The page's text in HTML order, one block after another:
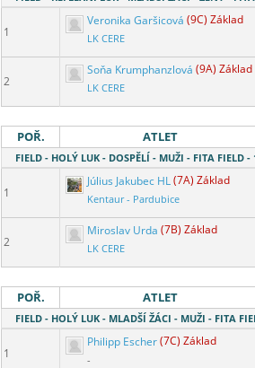
1
Veronika Garšicová (9C) Základ
LK CERE
2
Soňa Krumphanzlová (9A) Základ
LK CERE
POŘ. ATLET
FIELD - HOLÝ LUK - DOSPĚLÍ - MUŽI - FITA FIELD -
1
Július Jakubec HL(7A) Základ
Kentaur - Pardubice
2
Miroslav Urda (7B) Základ
LK CERE
POŘ. ATLET
FIELD - HOLÝ LUK - MLADŠÍ ŽÁCI - MUŽI - FITA
1
Philipp Escher(7C) Základ
-